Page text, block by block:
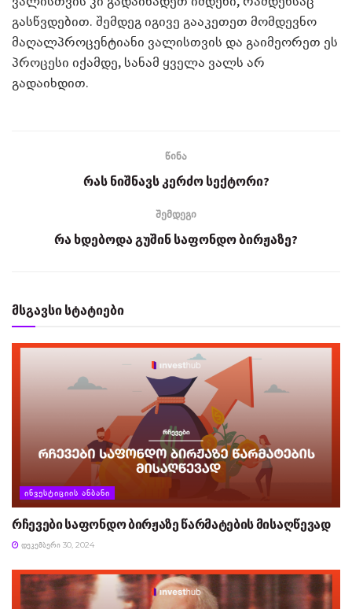
გასწვდებით. შემდეგ იგივე გააკეთეთ მომდევნო
მაღალპროცენტიანი ვალისთვის და გაიმეორეთ ეს
პროცესი იქამდე, სანამ ყველა ვალს არ
გადაიხდით.
წინა
რას ნიშნავს კერძო სექტორი?
შემდეგი
რა ხდებოდა გუშინ საფონდო ბირჟაზე?
მსგავსი სტატიები
ᲘᲜᲕᲔᲡᲢᲘᲪᲘᲘᲡ ᲐᲜᲑᲐᲜᲘ
რჩევები საფონდო ბირჟაზე წარმატების მისაღწევად
ᲓᲔᲙᲔᲛᲑᲔᲠᲘ 30, 2024